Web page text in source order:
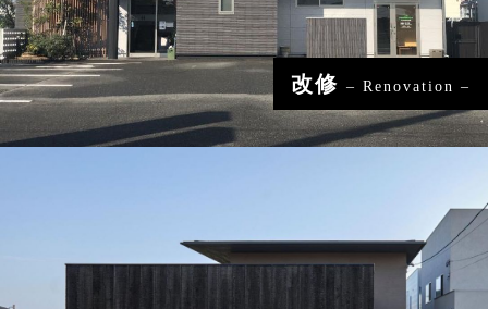
改修 – Renovation –